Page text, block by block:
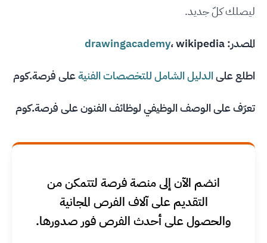
ليصلك كلّ جديد.
المصدر:
drawingacademy،wikipedia
اطلع علىالدليل الشامل للتخصصات الفنيةعلى فرصة.كوم
تعرّف علىالوصف الوظيفي لوظائف الفنونعلى فرصة.كوم
انضم الآن إلى منصة فرصة لتتمكن من
التقديم على آلاف الفرص المجانية
والحصول على أحدث الفرص فور صدورها.